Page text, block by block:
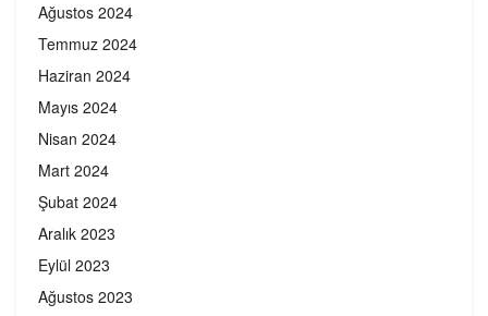
Ağustos 2024
Temmuz 2024
Haziran 2024
Mayıs 2024
Nisan 2024
Mart 2024
Şubat 2024
Aralık 2023
Eylül 2023
Ağustos 2023